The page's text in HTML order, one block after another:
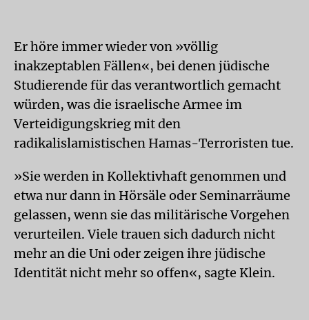
Er höre immer wieder von »völlig
inakzeptablen Fällen«, bei denen jüdische
Studierende für das verantwortlich gemacht
würden, was die israelische Armee im
Verteidigungskrieg mit den
radikalislamistischen Hamas-Terroristen tue.
»Sie werden in Kollektivhaft genommen und
etwa nur dann in Hörsäle oder Seminarräume
gelassen, wenn sie das militärische Vorgehen
verurteilen. Viele trauen sich dadurch nicht
mehr an die Uni oder zeigen ihre jüdische
Identität nicht mehr so offen«, sagte Klein.